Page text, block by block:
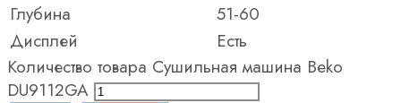
Глубина
51-60
Дисплей
Есть
Количество товара Сушильная машина Beko
DU9112GA